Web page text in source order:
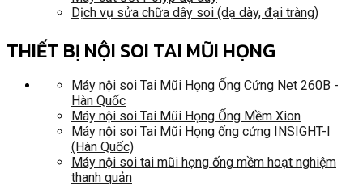
Dịch vụ sửa chữa dây soi (dạ dày, đại tràng)
THIẾT BỊ NỘI SOI TAI MŨI HỌNG
Máy nội soi Tai Mũi Họng Ống Cứng Net 260B -
Hàn Quốc
Máy nội soi Tai Mũi Họng Ống Mềm Xion
Máy nội soi Tai Mũi Họng ống cứng INSIGHT-I
(Hàn Quốc)
Máy nội soi tai mũi họng ống mềm hoạt nghiệm
thanh quản